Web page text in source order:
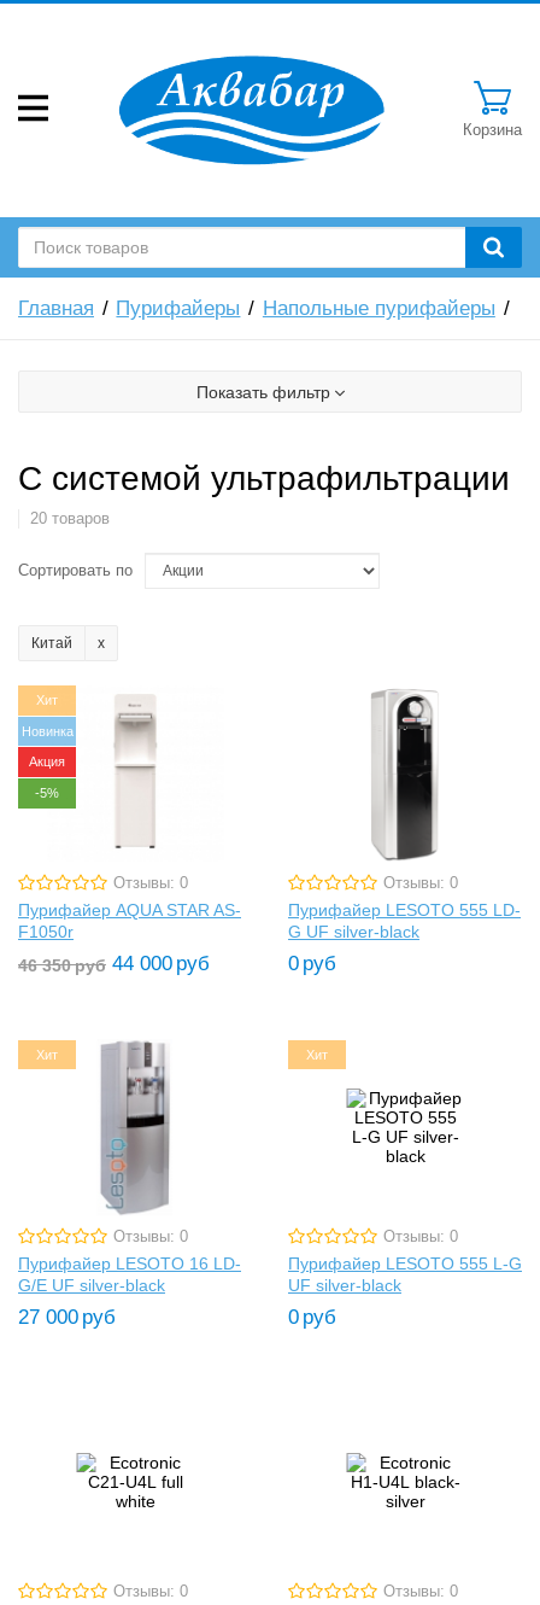
Корзина
Главная Пурифайеры Напольные пурифайеры
Показать фильтр
С системой ультрафильтрации
20 товаров
Сортировать по
Китай
Хит
Новинка
Акция
-5%
Отзывы: 0
Пурифайер AQUA STAR AS-
F1050r
46 350руб 44 000 руб
Отзывы: 0
Пурифайер LESOTO 555 LD-
G UF silver-black
0 руб
Хит
Отзывы: 0
Пурифайер LESOTO 16 LD-
G/E UF silver-black
27 000 руб
Хит
Отзывы: 0
Пурифайер LESOTO 555 L-G
UF silver-black
0 руб
Отзывы: 0 Отзывы: 0